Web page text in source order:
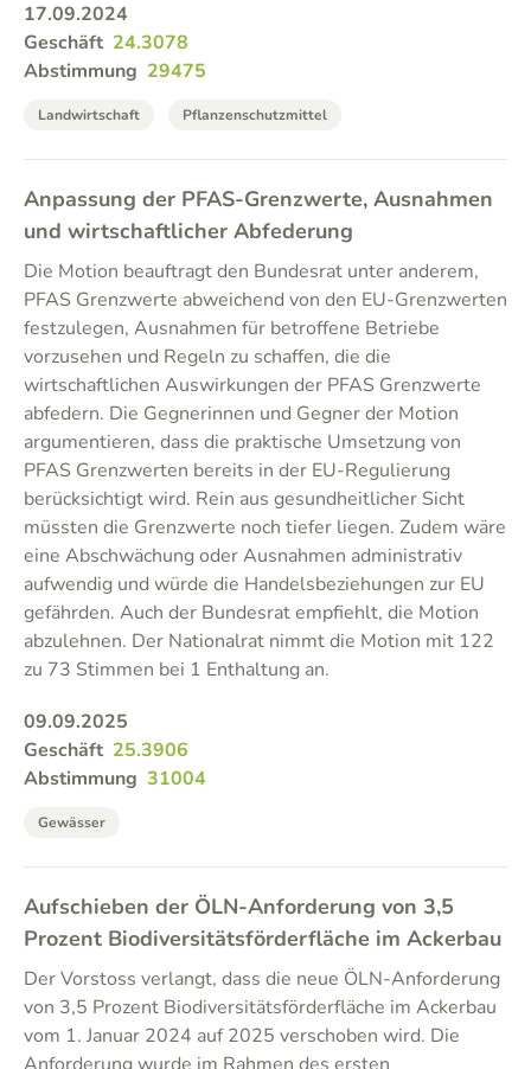
17.09.2024
Geschäft 24.3078
Abstimmung 29475
Landwirtschaft Pflanzenschutzmittel
Anpassung der PFAS-Grenzwerte, Ausnahmen
und wirtschaftlicher Abfederung
Die Motion beauftragt den Bundesrat unter anderem,
PFAS Grenzwerte abweichend von den EU-Grenzwerten
festzulegen, Ausnahmen für betroffene Betriebe
vorzusehen und Regeln zu schaffen, die die
wirtschaftlichen Auswirkungen der PFAS Grenzwerte
abfedern. Die Gegnerinnen und Gegner der Motion
argumentieren, dass die praktische Umsetzung von
PFAS Grenzwerten bereits in der EU-Regulierung
berücksichtigt wird. Rein aus gesundheitlicher Sicht
müssten die Grenzwerte noch tiefer liegen. Zudem wäre
eine Abschwächung oder Ausnahmen administrativ
aufwendig und würde die Handelsbeziehungen zur EU
gefährden. Auch der Bundesrat empfiehlt, die Motion
abzulehnen. Der Nationalrat nimmt die Motion mit 122
zu 73 Stimmen bei 1 Enthaltung an.
09.09.2025
Geschäft 25.3906
Abstimmung 31004
Gewässer
Aufschieben der ÖLN-Anforderung von 3,5
Prozent Biodiversitätsförderfläche im Ackerbau
Der Vorstoss verlangt, dass die neue ÖLN-Anforderung
von 3,5 Prozent Biodiversitätsförderfläche im Ackerbau
vom 1. Januar 2024 auf 2025 verschoben wird. Die